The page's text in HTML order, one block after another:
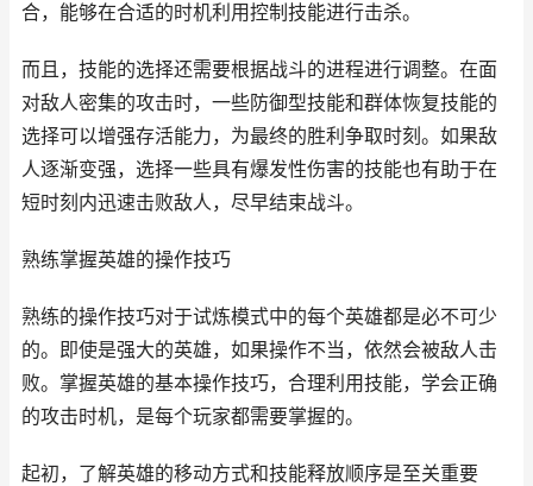
合，能够在合适的时机利用控制技能进行击杀。
而且，技能的选择还需要根据战斗的进程进行调整。在面
对敌人密集的攻击时，一些防御型技能和群体恢复技能的
选择可以增强存活能力，为最终的胜利争取时刻。如果敌
人逐渐变强，选择一些具有爆发性伤害的技能也有助于在
短时刻内迅速击败敌人，尽早结束战斗。
熟练掌握英雄的操作技巧
熟练的操作技巧对于试炼模式中的每个英雄都是必不可少
的。即使是强大的英雄，如果操作不当，依然会被敌人击
败。掌握英雄的基本操作技巧，合理利用技能，学会正确
的攻击时机，是每个玩家都需要掌握的。
起初，了解英雄的移动方式和技能释放顺序是至关重要